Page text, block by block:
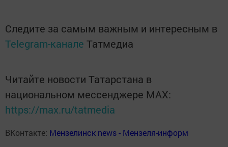
Следите за самым важным и интересным в
Telegram-канале Татмедиа
Читайте новости Татарстана в
национальном мессенджере MАХ:
https://max.ru/tatmedia
ВКонтакте: Мензелинск news - Мензеля-информ